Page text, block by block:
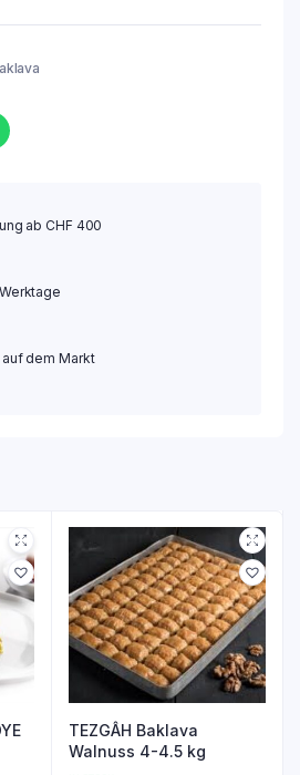
ab CHF 400
dem Markt
TEZGÂH Baklava
Walnuss 4-4.5 kg